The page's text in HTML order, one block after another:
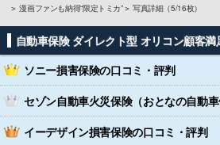
漫画ファンも納得“限定トミカ”
写真詳細（5/16枚）
自動車保険 ダイレクト型 オリコン顧客
ソニー損害保険の口コミ・評判
セゾン自動車火災保険（おとなの自動
イーデザイン損害保険の口コミ・評判